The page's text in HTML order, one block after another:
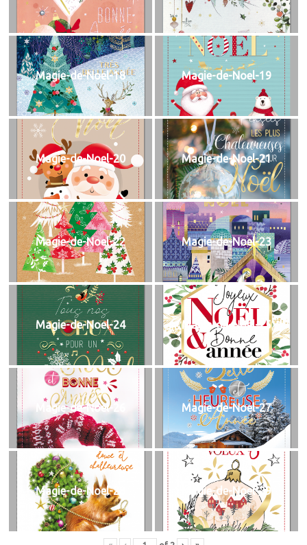
Magie-de-Noel-18 Magie-de-Noel-19
Magie-de-Noel-20 Magie-de-Noel-21
Magie-de-Noel-22 Magie-de-Noel-23
Magie-de-Noel-24 Magie-de-Noel-25
Magie-de-Noel-26 Magie-de-Noel-27
Magie-de-Noel-28 Magie-de-Noel-29